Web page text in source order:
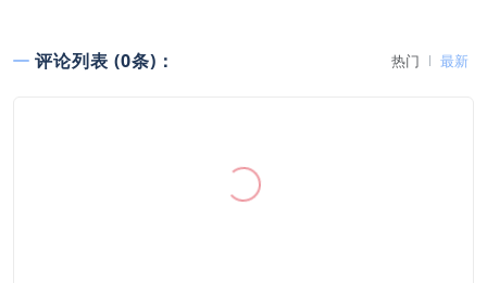
评论列表 (0条)： 热门 最新